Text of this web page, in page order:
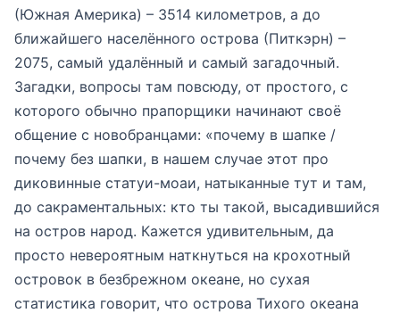
(Южная Америка) – 3514 километров, а до
ближайшего населённого острова (Питкэрн) –
2075, самый удалённый и самый загадочный.
Загадки, вопросы там повсюду, от простого, с
которого обычно прапорщики начинают своё
общение с новобранцами: «почему в шапке /
почему без шапки, в нашем случае этот про
диковинные статуи-моаи, натыканные тут и там,
до сакраментальных: кто ты такой, высадившийся
на остров народ. Кажется удивительным, да
просто невероятным наткнуться на крохотный
островок в безбрежном океане, но сухая
статистика говорит, что острова Тихого океана